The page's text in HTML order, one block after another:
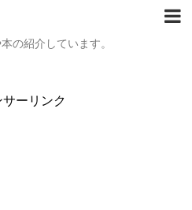
の紹介しています。
サーリンク